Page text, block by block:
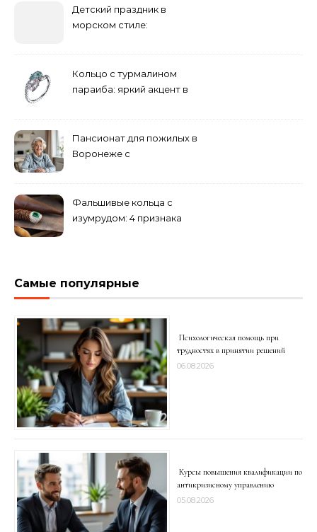
Детский праздник в
морском стиле:
Кольцо с турмалином
параиба: яркий акцент в
Пансионат для пожилых в
Воронеже с
Фальшивые кольца с
изумрудом: 4 признака
Самые популярные
Психологическая помощь при
трудностях в принятии решений
06.08.2026
Курсы повышения квалификации по
антикризисному управлению
05.08.2026